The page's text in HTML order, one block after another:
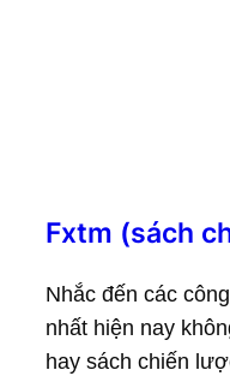
Fxtm (sách
Nhắc đến các
nhất hiện nay
hay sách chiến